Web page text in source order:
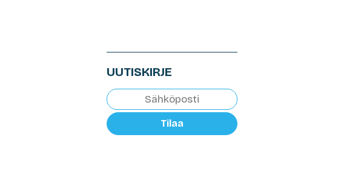
UUTISKIRJE
Tilaa